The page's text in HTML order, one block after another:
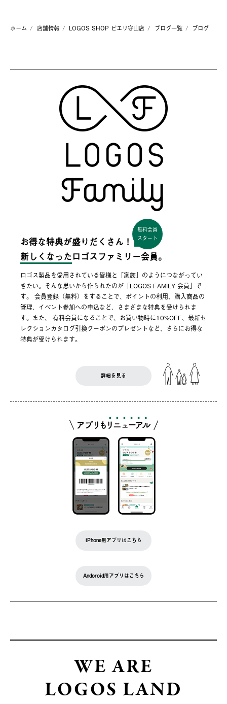
ホーム 店舗情報 LOGOS SHOP ピエリ守山店 ブログ一覧 ブログ
お得な特典が盛りだくさん！
無料会員
スタート
新しくなった ロゴスファミリー会員。
ロゴス製品を愛用されている皆様と「家族」のようにつながってい
きたい。そんな思いから作られたのが「LOGOS FAMILY 会員」で
す。 会員登録（無料）をすることで、ポイントの利用、購入商品の
管理、イベント参加への申込など、さまざまな特典を受けられま
す。また、 有料会員になることで、お買い物時に10%OFF、最新セ
レクションカタログ引換クーポンのプレゼントなど、さらにお得な
特典が受けられます。
詳細を見る
iPhone用アプリはこちら
Andoroid用アプリはこちら
WE ARE
LOGOS LAND